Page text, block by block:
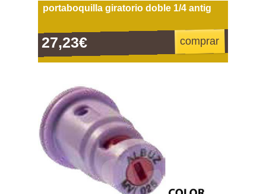
portaboquilla giratorio doble 1/4 antig
27,23€ comprar